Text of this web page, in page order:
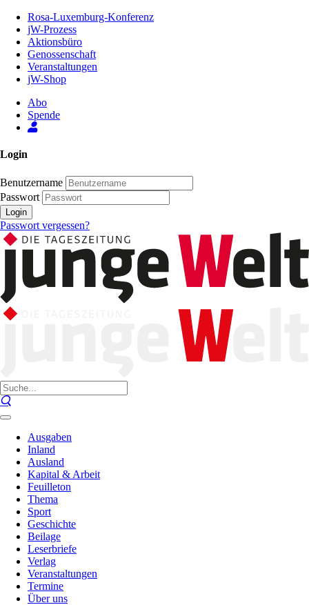
Inhalt
Seite
Rosa-Luxemburg-Konferenz
jW-Prozess
Aktionsbüro
Genossenschaft
Veranstaltungen
jW-Shop
Abo
Spende
Login
Benutzername
Passwort
Login
Passwort vergessen?
Ausgaben
Inland
Ausland
Kapital & Arbeit
Feuilleton
Thema
Sport
Geschichte
Beilage
Leserbriefe
Verlag
Veranstaltungen
Termine
Über uns